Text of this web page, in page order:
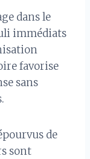
dans le
immédiats
favorise
sans
de
sont